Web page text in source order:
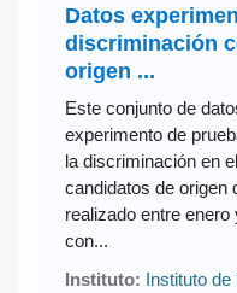
Datos
discriminación
origen ...
Este conjunto de
experimento de
la discriminación en
candidatos de origen
realizado entre
con...
Instituto: Instituto